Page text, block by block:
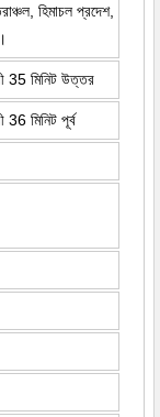
হিমাচল প্রদেশ,
35 মিনিট উত্তর
মিনিট পূর্ব